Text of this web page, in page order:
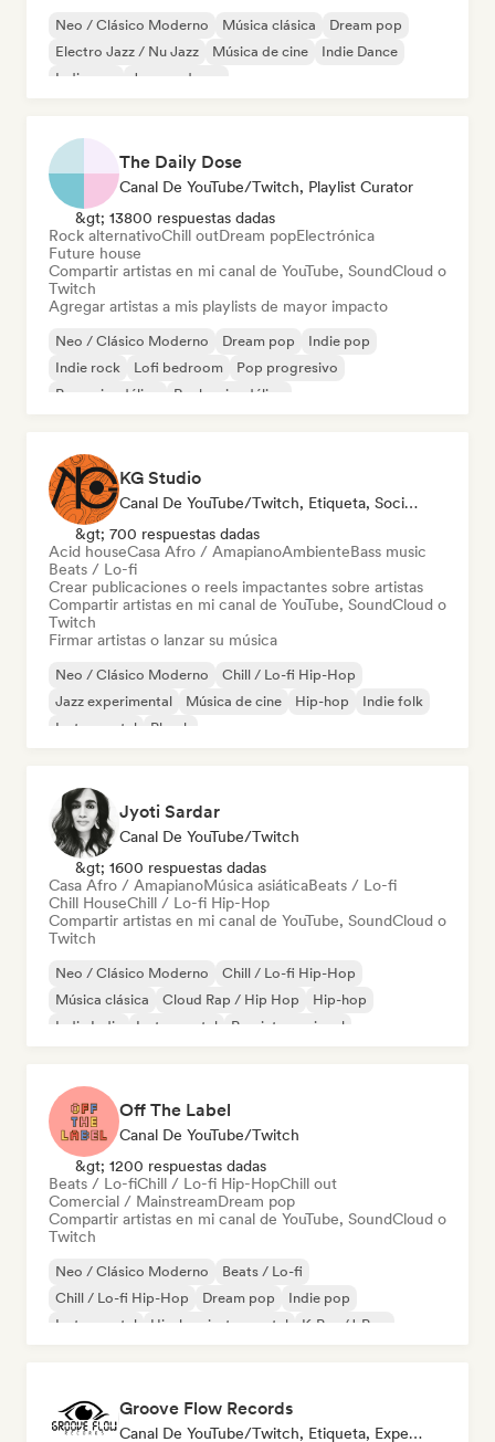
Neo / Clásico Moderno Música clásica
Dream pop
Electro Jazz / Nu Jazz
Música de cine
Indie Dance
Indie pop
Jazz moderno
The Daily Dose
Canal De YouTube/Twitch, Playlist Curator
&gt; 13800 respuestas dadas
Rock alternativoChill outDream popElectrónica
Future house
Compartir artistas en mi canal de YouTube, SoundCloud o
Twitch
Agregar artistas a mis playlists de mayor impacto
Neo / Clásico Moderno Dream pop
Indie pop
Indie rock
Lofi bedroom
Pop progresivo
Pop psicodélico
Rock psicodélico
KG Studio
Canal De YouTube/Twitch, Etiqueta, Social Media Influencer
&gt; 700 respuestas dadas
Acid houseCasa Afro / AmapianoAmbienteBass music
Beats / Lo-fi
Crear publicaciones o reels impactantes sobre artistas
Compartir artistas en mi canal de YouTube, SoundCloud o
Twitch
Firmar artistas o lanzar su música
Neo / Clásico Moderno
Chill / Lo-fi Hip-Hop
Jazz experimental
Música de cine Hip-hop
Indie folk
Instrumental
Phonk
Jyoti Sardar
Canal De YouTube/Twitch
&gt; 1600 respuestas dadas
Casa Afro / AmapianoMúsica asiáticaBeats / Lo-fi
Chill HouseChill / Lo-fi Hip-Hop
Compartir artistas en mi canal de YouTube, SoundCloud o
Twitch
Neo / Clásico Moderno
Chill / Lo-fi Hip-Hop
Música clásica
Cloud Rap / Hip Hop
Hip-hop
Indie India
Instrumental Pop internacional
Off The Label
Canal De YouTube/Twitch
&gt; 1200 respuestas dadas
Beats / Lo-fiChill / Lo-fi Hip-HopChill out
Comercial / MainstreamDream pop
Compartir artistas en mi canal de YouTube, SoundCloud o
Twitch
Neo / Clásico Moderno
Beats / Lo-fi
Chill / Lo-fi Hip-Hop
Dream pop
Indie pop
Instrumental
Hip-hop instrumental K-Pop/J-Pop
Groove Flow Records
Canal De YouTube/Twitch, Etiqueta, Experto En Sonido